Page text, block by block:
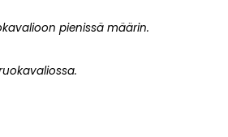
pienissä määrin.